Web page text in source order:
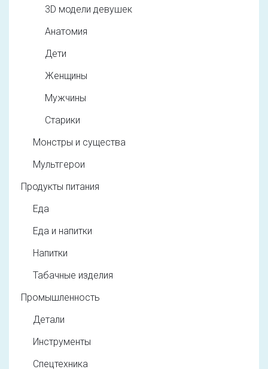
3D модели девушек
Анатомия
Дети
Женщины
Мужчины
Старики
Монстры и существа
Мультгерои
Продукты питания
Еда
Еда и напитки
Напитки
Табачные изделия
Промышленность
Детали
Инструменты
Спецтехника